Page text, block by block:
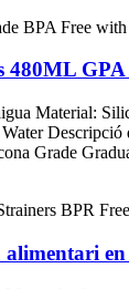
480ML
Material:
Grade